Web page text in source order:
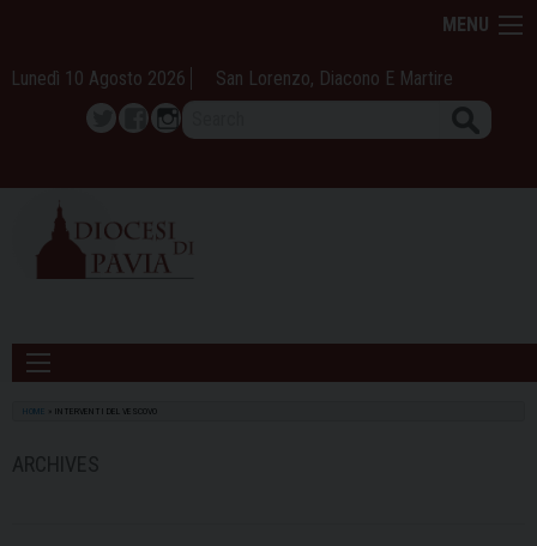
content
MENU
Lunedì 10 Agosto 2026 San Lorenzo, Diacono E Martire
TwitterFacebook
Instagram
HOME INTERVENTI DEL VESCOVO